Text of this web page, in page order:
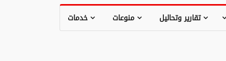
تقارير وتحاليل منوعات خدمات